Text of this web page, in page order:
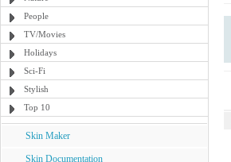
People
TV/Movies
Holidays
Sci-Fi
Stylish
Top 10
Skin Maker
Skin Documentation